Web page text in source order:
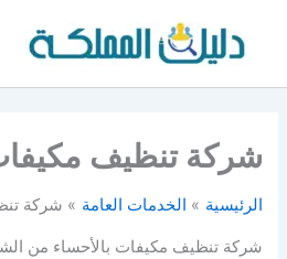
المحتوى
شركة تنظيف
الرئيسية الخدمات العامة شركة
شركة تنظيف مكيفات بالأحساء من